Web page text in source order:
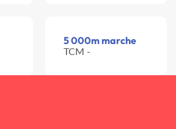
5 000m marche
TCM -